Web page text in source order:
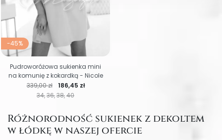
-45%
34 36 38 40
Cena regularna
339,00 zł Cena
186,45 zł
Pudroworóżowa sukienka mini
na komunię z kokardką - Nicole
Różnorodność sukienek z dekoltem
w łódkę w naszej ofercie